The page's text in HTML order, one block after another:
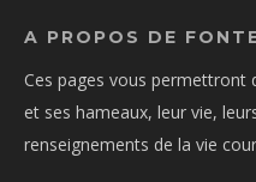
A PROPOS DE
Ces pages vous permettront
et ses hameaux, leur vie,
renseignements de la vie